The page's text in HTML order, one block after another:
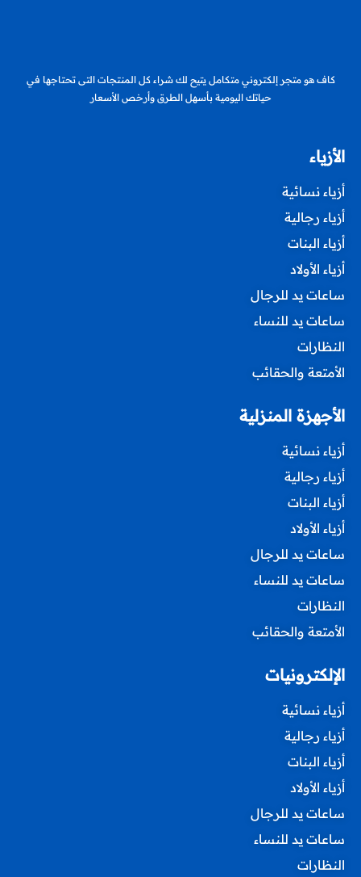
كاف هو متجر إلكتروني متكامل يتيح لك شراء كل المنتجات التى تحتاجها في
حياتك اليومية بأسهل الطرق وأرخص الأسعار
الأزياء
أزياء نسائية
أزياء رجالية
أزياء البنات
أزياء الأولاد
ساعات يد للرجال
ساعات يد للنساء
النظارات
الأمتعة والحقائب
الأجهزة المنزلية
أزياء نسائية
أزياء رجالية
أزياء البنات
أزياء الأولاد
ساعات يد للرجال
ساعات يد للنساء
النظارات
الأمتعة والحقائب
الإلكترونيات
أزياء نسائية
أزياء رجالية
أزياء البنات
أزياء الأولاد
ساعات يد للرجال
ساعات يد للنساء
النظارات